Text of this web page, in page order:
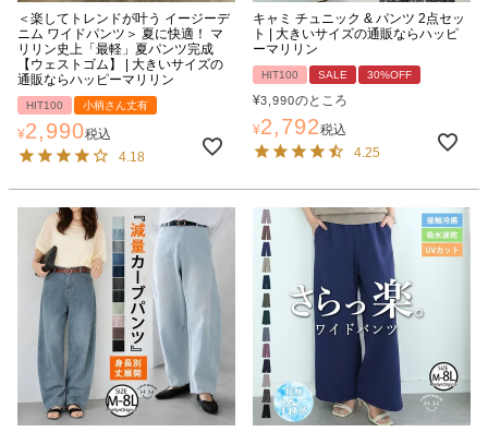
＜楽してトレンドが叶う イージーデ
ニム ワイドパンツ＞ 夏に快適！ マ
リリン史上「最軽」夏パンツ完成
【ウェストゴム】 | 大きいサイズの
通販ならハッピーマリリン
HIT100 小柄さん丈有
¥2,990税込
4.18
キャミ チュニック & パンツ 2点セッ
ト | 大きいサイズの通販ならハッピ
ーマリリン
HIT100 SALE 30%OFF
¥3,990のところ
¥2,792税込
4.25